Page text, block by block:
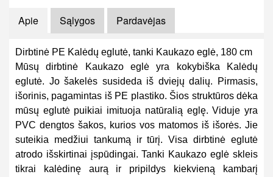
Apie Sąlygos Pardavėjas
Dirbtinė PE Kalėdų eglutė, tanki Kaukazo eglė, 180 cm
Mūsų dirbtinė Kaukazo eglė yra kokybiška Kalėdų
eglutė. Jo šakelės susideda iš dviejų dalių. Pirmasis,
išorinis, pagamintas iš PE plastiko. Šios struktūros dėka
mūsų eglutė puikiai imituoja natūralią eglę. Viduje yra
PVC dengtos šakos, kurios vos matomos iš išorės. Jie
suteikia medžiui tankumą ir tūrį. Visa dirbtinė eglutė
atrodo išskirtinai įspūdingai. Tanki Kaukazo eglė skleis
tikrai kalėdinę aurą ir pripildys kiekvieną kambarį